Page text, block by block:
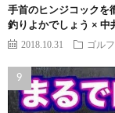
手首のヒンジコックを
釣りよかでしょう × 中
2018.10.31 ゴル